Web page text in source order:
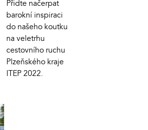
Přidte načerpat
barokní inspiraci
do našeho koutku
na veletrhu
cestovního ruchu
Plzeňského kraje
ITEP 2022.